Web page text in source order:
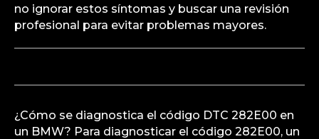
no ignorar estos síntomas y buscar una revisión
profesional para evitar problemas mayores.
¿Cómo se diagnostica el código DTC 282E00 en
un BMW? Para diagnosticar el código 282E00, un